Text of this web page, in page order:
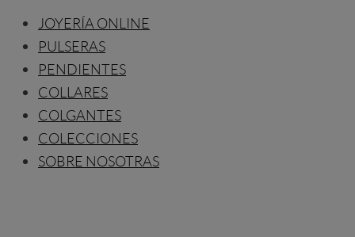
JOYERÍA ONLINE
PULSERAS
PENDIENTES
COLLARES
COLGANTES
COLECCIONES
SOBRE NOSOTRAS